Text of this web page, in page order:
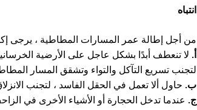
انتباه
من أجل إطالة عمر المسارات المطاطية ، يرجى
أ. لا تنعطف أبدًا بشكل عاجل على الأرضية
لتجنب تسريع التآكل والتواء وتشقق المسار
ب. حاول ألا تعمل في الحقل الفاسد ، لتجنب
ج. عندما تدخل الحجارة أو الأشياء الأخرى في